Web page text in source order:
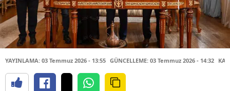
YAYINLAMA: 03 Temmuz 2026 - 13:55 GÜNCELLEME: 03 Temmuz 2026 - 14:32